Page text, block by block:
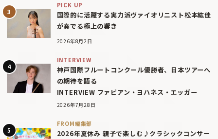
PICK UP
国際的に活躍する実力派ヴァイオリニスト松本紘佳
が奏でる極上の響き
2026年8月2日
INTERVIEW
神戸国際フルートコンクール優勝者、日本ツアーへ
の期待を語る
INTERVIEW ファビアン・ヨハネス・エッガー
2026年7月28日
FROM編集部
2026年夏休み 親子で楽しむ♪クラシックコンサー